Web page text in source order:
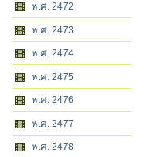
พ.ศ. 2472
พ.ศ. 2473
พ.ศ. 2474
พ.ศ. 2475
พ.ศ. 2476
พ.ศ. 2477
พ.ศ. 2478